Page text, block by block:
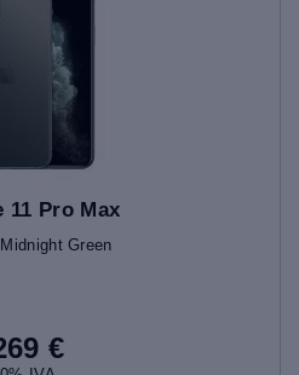
11 Pro Max
Green
€